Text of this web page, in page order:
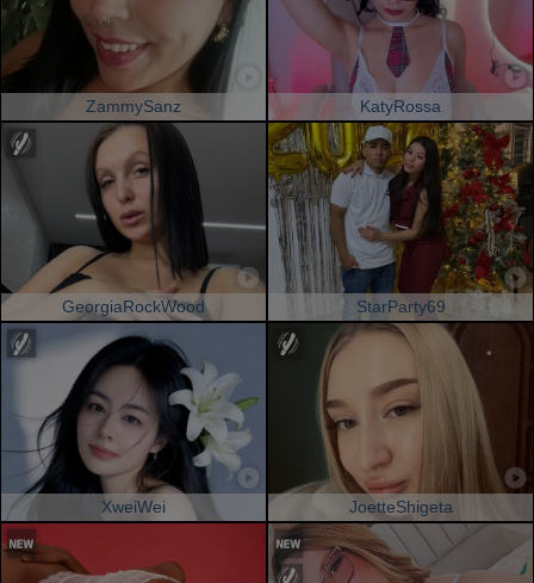
ZammySanz KatyRossa
GeorgiaRockWood StarParty69
XweiWei JoetteShigeta